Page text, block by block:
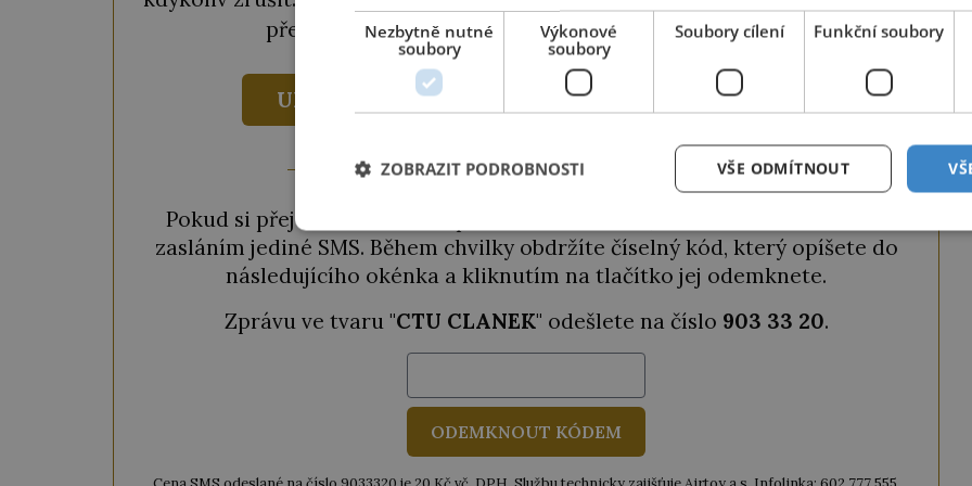
předplatné za690 Kča získat tak2 měsíce zdarma.
UKÁZAT VÝHODY ODEMKNOUT ČLÁNEK
Pokud si přejete odemknout pouze tento článek, můžete tak také učinit
zasláním jediné SMS. Během chvilky obdržíte číselný kód, který opíšete do
následujícího okénka a kliknutím na tlačítko jej odemknete.
Zprávu ve tvaru "CTU CLANEK" odešlete na číslo 903 33 20.
ODEMKNOUT KÓDEM
Nezbytně nutné
soubory
Výkonové
soubory
Soubory cílení Funkční soubory
VŠE ODMÍTNOUT
ZOBRAZIT PODROBNOSTI